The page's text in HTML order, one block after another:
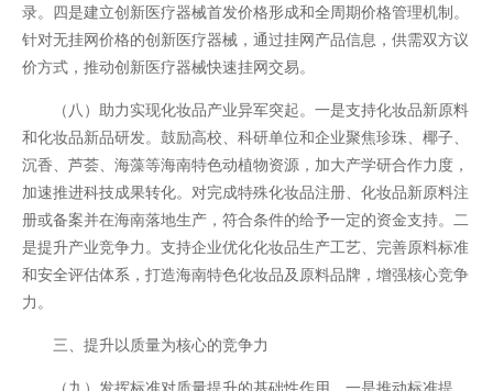
录。四是建立创新医疗器械首发价格形成和全周期价格管理机制。
针对无挂网价格的创新医疗器械，通过挂网产品信息，供需双方议
价方式，推动创新医疗器械快速挂网交易。
（八）助力实现化妆品产业异军突起。一是支持化妆品新原料
和化妆品新品研发。鼓励高校、科研单位和企业聚焦珍珠、椰子、
沉香、芦荟、海藻等海南特色动植物资源，加大产学研合作力度，
加速推进科技成果转化。对完成特殊化妆品注册、化妆品新原料注
册或备案并在海南落地生产，符合条件的给予一定的资金支持。二
是提升产业竞争力。支持企业优化化妆品生产工艺、完善原料标准
和安全评估体系，打造海南特色化妆品及原料品牌，增强核心竞争
力。
三、提升以质量为核心的竞争力